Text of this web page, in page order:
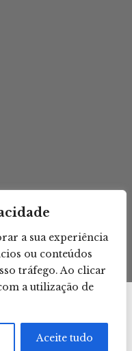
a sua experiência
ou conteúdos
tráfego. Ao clicar
a utilização de
Aceite tudo
SUL